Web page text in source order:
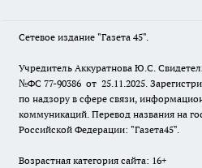
Сетевое издание "Газета 45".
Учредитель Аккуратнова Ю.С.
№ФС 77-90386 от 25.11.2025.
по надзору в сфере связи,
коммуникаций. Перевод названия на
Российской Федерации: "Газета45".
Возрастная категория сайта: 16+